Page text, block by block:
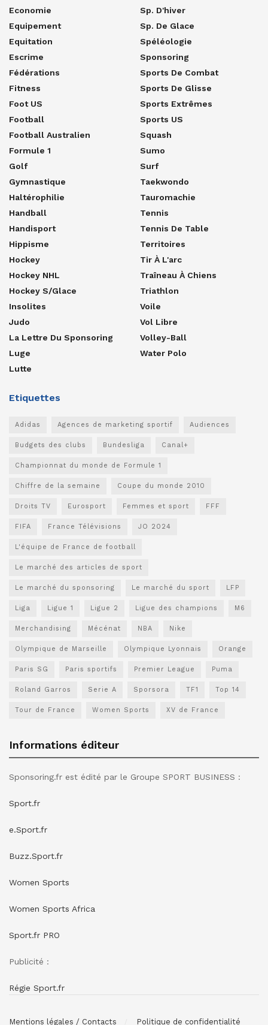
Economie
Equipement
Equitation
Escrime
Fédérations
Fitness
Foot US
Football
Football Australien
Formule 1
Golf
Gymnastique
Haltérophilie
Handball
Handisport
Hippisme
Hockey
Hockey NHL
Hockey S/glace
Insolites
Judo
La Lettre Du Sponsoring
Luge
Lutte
Sp. D'hiver
Sp. De Glace
Spéléologie
Sponsoring
Sports De Combat
Sports De Glisse
Sports Extrêmes
Sports US
Squash
Sumo
Surf
Taekwondo
Tauromachie
Tennis
Tennis De Table
Territoires
Tir À L'arc
Traîneau À Chiens
Triathlon
Voile
Vol Libre
Volley-Ball
Water Polo
Etiquettes
Adidas Agences de marketing sportif Audiences
Budgets des clubs Bundesliga Canal+
Championnat du monde de Formule 1
Chiffre de la semaine Coupe du monde 2010
Droits TV Eurosport Femmes et sport FFF
FIFA France Télévisions JO 2024
L'équipe de France de football
Le marché des articles de sport
Le marché du sponsoring Le marché du sport LFP
Liga Ligue 1 Ligue 2 Ligue des champions M6
Merchandising Mécénat NBA Nike
Olympique de Marseille Olympique Lyonnais Orange
Paris SG Paris sportifs Premier League Puma
Roland Garros Serie A Sporsora TF1 Top 14
Tour de France Women Sports XV de France
Informations éditeur
Sponsoring.fr est édité par le Groupe SPORT BUSINESS :
Sport.fr
e.Sport.fr
Buzz.Sport.fr
Women Sports
Women Sports Africa
Sport.fr PRO
Publicité :
Régie Sport.fr
Mentions légales / Contacts Politique de confidentialité